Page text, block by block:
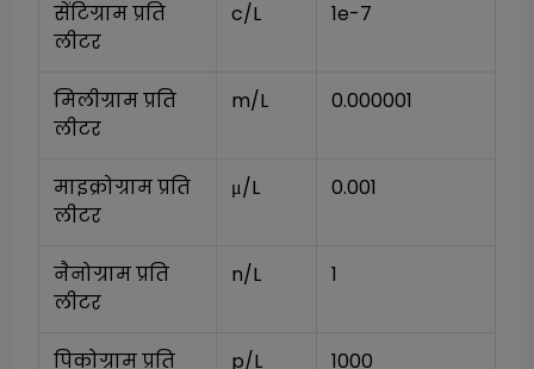
सेंटिग्राम प्रति
लीटर
c/L 1e-7
मिलीग्राम प्रति
लीटर
m/L 0.000001
माइक्रोग्राम प्रति
लीटर
μ/L 0.001
नैनोग्राम प्रति
लीटर
n/L 1
पिकोग्राम प्रति
p/L 1000